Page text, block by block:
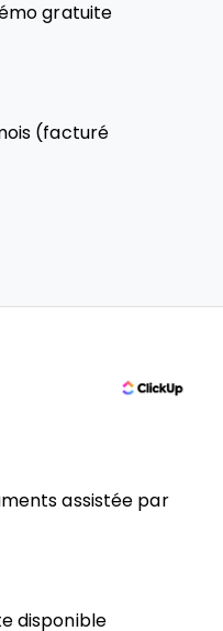
gratuite
(facturé
assistée par
disponible